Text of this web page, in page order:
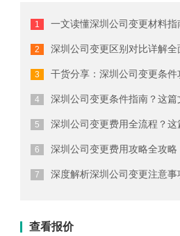
深圳代理记账公司如何选择
注册深圳商标的流程
注册深圳公司要考虑哪些因素
办理深圳公司注册的费用
选择深圳代理记账公司有什么好处
深圳会计代理记账公司如何选择
一文读懂深圳公司变更材料指
深圳公司变更区别对比详解全面解
干货分享：深圳公司变更条件攻略
深圳公司变更条件指南？这篇文章
深圳公司变更费用全流程？这篇文
深圳公司变更费用攻略全攻略，
深度解析深圳公司变更注意事
查看报价